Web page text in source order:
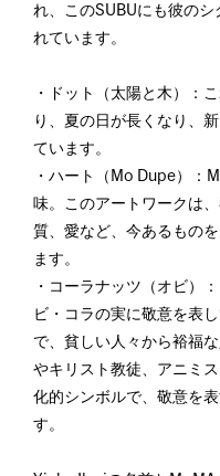
れ、このSUBUにも彼の
れています。
・ドット（太陽と木）：
り、夏の日が長くなり、
ています。
・ハート（Mo Dupe）：
味。このアートワークは
質、愛など、今あるもの
ます。
・コーラナッツ（オビ）
ビ・コラの実に敬意を表
で、貧しい人々から裕福
やキリスト教徒、アニミ
化的シンボルで、敬意を
す。